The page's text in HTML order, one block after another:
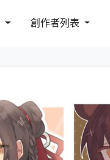
創作者列表